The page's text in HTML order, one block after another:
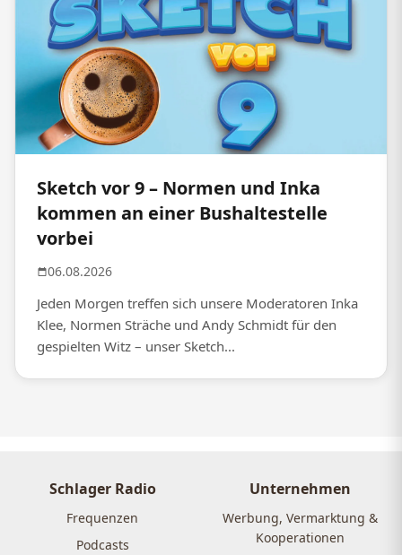
Sketch vor 9 – Normen und Inka
kommen an einer Bushaltestelle
vorbei
06.08.2026
Jeden Morgen treffen sich unsere Moderatoren Inka
Klee, Normen Sträche und Andy Schmidt für den
gespielten Witz – unser Sketch...
Schlager Radio
Frequenzen
Podcasts
Unternehmen
Werbung, Vermarktung &
Kooperationen